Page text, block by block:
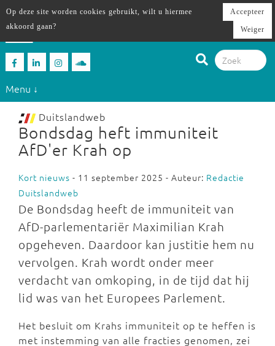
Menu ↓
Duitslandweb
Bondsdag heft immuniteit
AfD'er Krah op
Kort nieuws - 11 september 2025 - Auteur: Redactie
Duitslandweb
De Bondsdag heeft de immuniteit van
AfD-parlementariër Maximilian Krah
opgeheven. Daardoor kan justitie hem nu
vervolgen. Krah wordt onder meer
verdacht van omkoping, in de tijd dat hij
lid was van het Europees Parlement.
Het besluit om Krahs immuniteit op te heffen is
met instemming van alle fracties genomen, zei
Op deze site worden cookies gebruikt, wilt u hiermee
akkoord gaan?
Accepteer
Weiger